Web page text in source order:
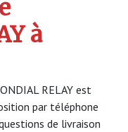
à
RELAY est
par téléphone
de livraison